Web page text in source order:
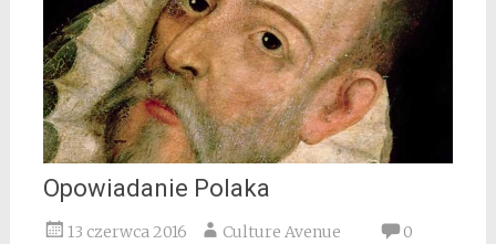
Opowiadanie Polaka
13 czerwca 2016 Culture Avenue
0